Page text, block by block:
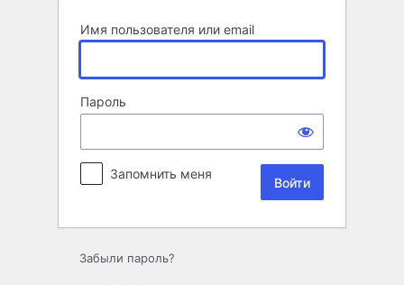
Имя пользователя или email
Пароль
Запомнить меня
Забыли пароль?